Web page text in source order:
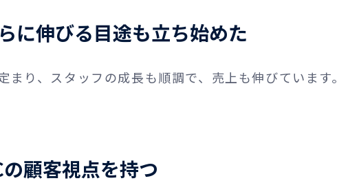
に伸びる目途も立ち始めた
まり、スタッフの成長も順調で、売上も伸びています。
顧客視点を持つ